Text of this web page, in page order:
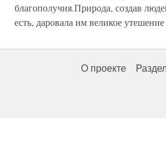
благополучия.Природа, создав
есть, даровала им великое утешение
О проекте